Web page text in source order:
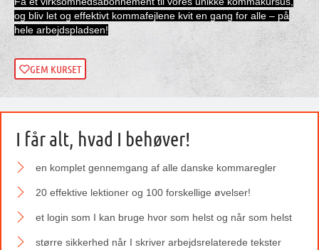
og bliv let og effektivt kommafejlene kvit en gang for alle – på
hele arbejdspladsen!
GEM KURSET
I får alt, hvad I behøver!
en komplet gennemgang af alle danske kommaregler
20 effektive lektioner og 100 forskellige øvelser!
et login som I kan bruge hvor som helst og når som helst
større sikkerhed når I skriver arbejdsrelaterede tekster